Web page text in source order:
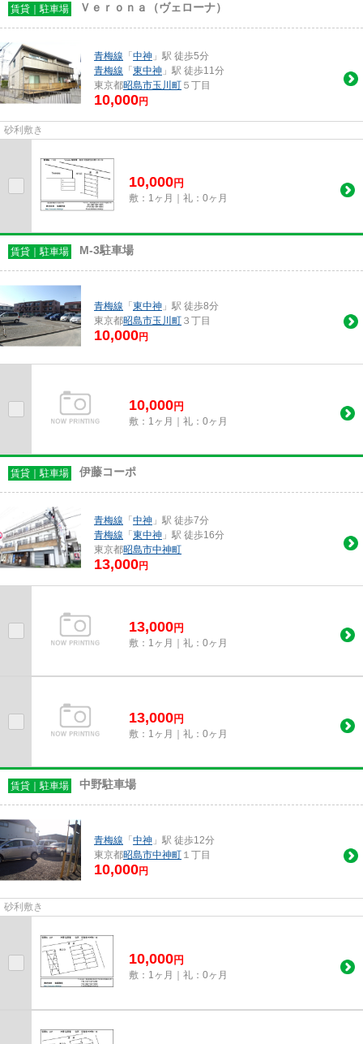
賃貸｜駐車場 Ｖｅｒｏｎａ（ヴェローナ）
青梅線 「 中神 」駅 徒歩5分
青梅線 「 東中神 」駅 徒歩11分
東京都昭島市玉川町 ５丁目
10,000円
砂利敷き
10,000円
敷：1ヶ月｜礼：0ヶ月
賃貸｜駐車場 M-3駐車場
青梅線 「 東中神 」駅 徒歩8分
東京都昭島市玉川町 ３丁目
10,000円
10,000円
敷：1ヶ月｜礼：0ヶ月
賃貸｜駐車場 伊藤コーポ
青梅線 「 中神 」駅 徒歩7分
青梅線 「 東中神 」駅 徒歩16分
東京都昭島市中神町
13,000円
13,000円
敷：1ヶ月｜礼：0ヶ月
13,000円
敷：1ヶ月｜礼：0ヶ月
賃貸｜駐車場 中野駐車場
青梅線 「 中神 」駅 徒歩12分
東京都昭島市中神町 １丁目
10,000円
砂利敷き
10,000円
敷：1ヶ月｜礼：0ヶ月